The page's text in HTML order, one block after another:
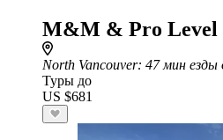
M&M & Pro Level
North Vancouver: 47 мин
Туры до
US $681